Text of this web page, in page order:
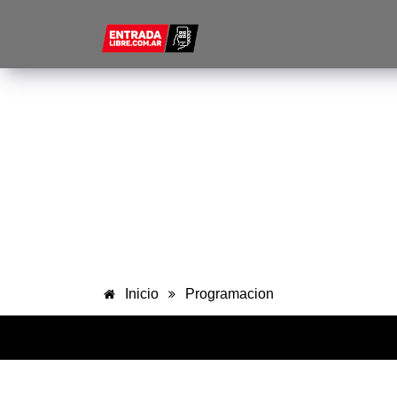
Inicio Programacion